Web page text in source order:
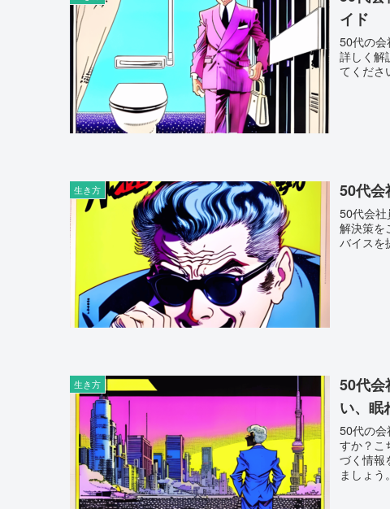
イド
50代の
詳しく解
てくださ
生き方 50代会
50代会
解決策を
バイスを
生き方
50代会
い、眠
50代の
すか？こ
づく情報
ましょう。